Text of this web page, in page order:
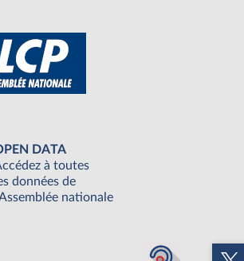
DATA
à toutes
données de
nationale